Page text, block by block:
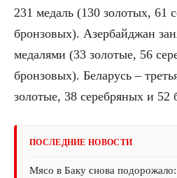
231 медаль (130 золотых, 61
бронзовых). Азербайджан
медалями (33 золотые, 56
бронзовых). Беларусь –
золотые, 38 серебряных и 52
ПОСЛЕДНИЕ НОВОСТИ
Мясо в Баку снова